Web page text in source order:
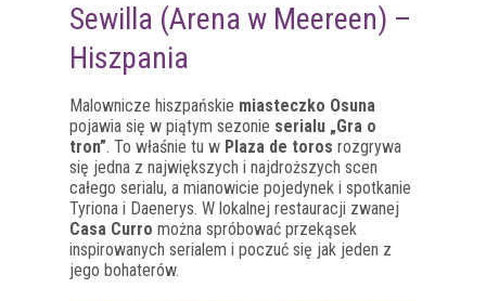
Sewilla (Arena w Meereen) –
Hiszpania
Malownicze hiszpańskie miasteczko Osuna
pojawia się w piątym sezonie serialu „Gra o
tron”. To właśnie tu w Plaza de toros rozgrywa
się jedna z największych i najdroższych scen
całego serialu, a mianowicie pojedynek i spotkanie
Tyriona i Daenerys. W lokalnej restauracji zwanej
Casa Curro można spróbować przekąsek
inspirowanych serialem i poczuć się jak jeden z
jego bohaterów.